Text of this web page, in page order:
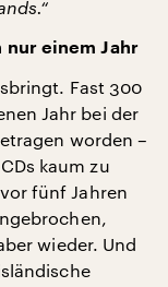
nur einem Jahr
Fast 300
Jahr bei der
worden –
kaum zu
fünf Jahren
wieder. Und